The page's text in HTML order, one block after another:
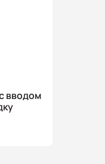
вводом